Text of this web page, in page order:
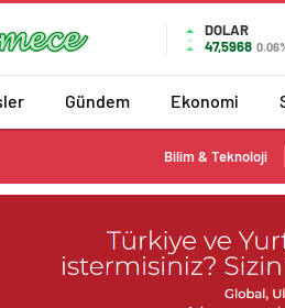
DOLAR
47,5968
Gündem Ekonomi
Bilim & Teknoloji